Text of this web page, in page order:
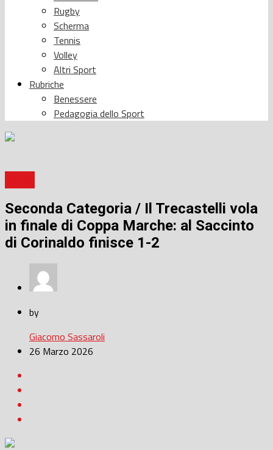
Rugby
Scherma
Tennis
Volley
Altri Sport
Rubriche
Benessere
Pedagogia dello Sport
Seconda Categoria / Il Trecastelli vola
in finale di Coppa Marche: al Saccinto
di Corinaldo finisce 1-2
by
Giacomo Sassaroli
26 Marzo 2026